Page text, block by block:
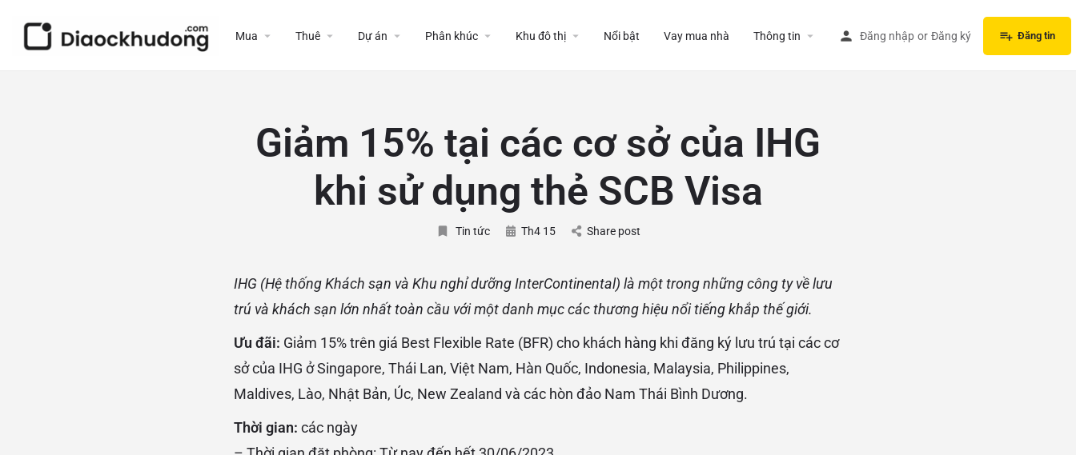
Mua Thuê Dự án Phân khúc Khu đô thị Nổi bật Vay mua nhà Thông tin Đăng nhập or Đăng ký Đăng tin
Giảm 15% tại các cơ sở của IHG
khi sử dụng thẻ SCB Visa
Tin tức Th4 15 Share post
IHG (Hệ thống Khách sạn và Khu nghỉ dưỡng InterContinental) là một trong những công ty về lưu
trú và khách sạn lớn nhất toàn cầu với một danh mục các thương hiệu nổi tiếng khắp thế giới.
Ưu đãi: Giảm 15% trên giá Best Flexible Rate (BFR) cho khách hàng khi đăng ký lưu trú tại các cơ
sở của IHG ở Singapore, Thái Lan, Việt Nam, Hàn Quốc, Indonesia, Malaysia, Philippines,
Maldives, Lào, Nhật Bản, Úc, New Zealand và các hòn đảo Nam Thái Bình Dương.
Thời gian: các ngày